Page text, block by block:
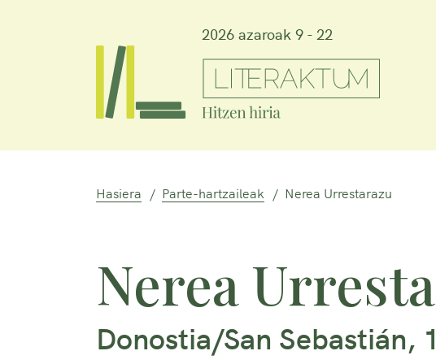
2026 azaroak 9 - 22
Hasiera Parte-hartzaileak Nerea Urrestarazu
Nerea
Donostia/San Sebastián,